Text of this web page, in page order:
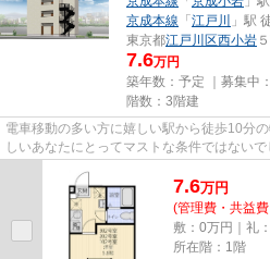
京成本線 「 江戸川
」駅
東京都江戸川区西小岩
7.6万円
築年数：予定 ｜募集中：
階数：3階建
電車移動の多い方に嬉しい駅から徒歩10分
しいあなたにとってマストな条件ではない
7.6万円
(管理費・共益
敷：0万円｜礼
所在階：1階